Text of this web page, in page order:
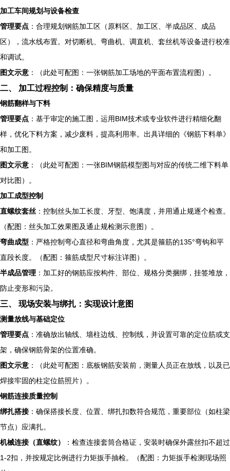
加工车间规划与设备检查
管理要点 ：合理规划钢筋加工区（原料区、加工区、半成品区、成品
区），流水线布置。对切断机、弯曲机、调直机、套丝机等设备进行校准
和调试。
图文示意 ：（此处可配图：一张钢筋加工场地的平面布置流程图）。
二、 加工过程控制：确保精度与质量
钢筋翻样与下料
管理要点 ：基于审定的施工图，运用BIM技术或专业软件进行精细化翻
样，优化下料方案，减少废料，提高利用率。出具详细的《钢筋下料单》
和加工图。
图文示意 ：（此处可配图：一张BIM钢筋模型图与对应的传统二维下料单
对比图）。
加工成型控制
直螺纹套丝 ：控制丝头加工长度、牙型、饱满度，并用通止规逐个检查。
（配图：丝头加工效果图及通止规检测示意图）。
弯曲成型 ：严格控制弯心直径和弯曲角度，尤其是箍筋的135°弯钩和平
直段长度。（配图：箍筋成型尺寸标注详图）。
半成品管理 ：加工好的钢筋应按构件、部位、规格分类捆绑，挂签堆放，
防止变形和污染。
三、 现场安装与绑扎：实现设计意图
测量放线与基础定位
管理要点 ：准确放出轴线、墙柱边线、控制线，并设置可靠的定位筋或支
架，确保钢筋骨架的位置准确。
图文示意 ：（此处可配图：底板钢筋安装前，测量人员正在放线，以及已
焊接牢固的柱定位筋照片）。
钢筋连接质量控制
绑扎搭接 ：确保搭接长度、位置、绑扎扣数符合规范，重要部位（如柱梁
节点）应满扎。
机械连接（直螺纹）
：检查连接套筒合格证，安装时确保外露丝扣不超过
1-2扣，并按规定比例进行力矩扳手抽检。（配图：力矩扳手检测现场照